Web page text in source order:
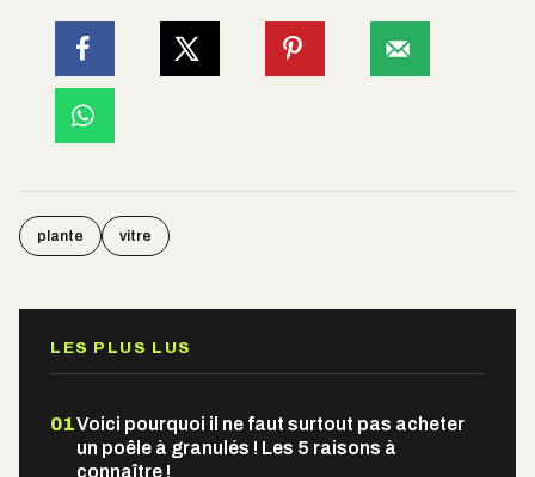
plante vitre
LES PLUS LUS
01Voici pourquoi il ne faut surtout pas acheter
un poêle à granulés ! Les 5 raisons à
connaître !